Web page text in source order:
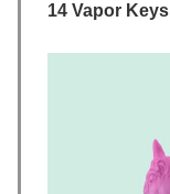
14 Vapor Keys